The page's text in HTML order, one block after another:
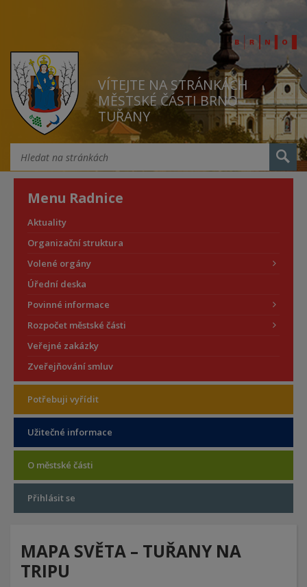
VÍTEJTE NA STRÁNKÁCH
MĚSTSKÉ ČÁSTI BRNO
TUŘANY
Menu Radnice
Aktuality
Organizační struktura
Volené orgány
Úřední deska
Povinné informace
Rozpočet městské části
Veřejné zakázky
Zveřejňování smluv
Potřebuji vyřídit
Užitečné informace
O městské části
Přihlásit se
MAPA SVĚTA – TUŘANY NA
TRIPU